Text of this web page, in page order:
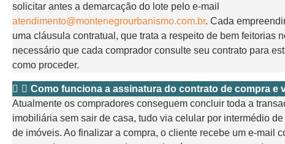
solicitar antes a demarcação do lote pelo e-mail
atendimento@montenegrourbanismo.com.br. Cada
uma cláusula contratual, que trata a respeito de bem feitorias
necessário que cada comprador consulte seu contrato para
como proceder.
Como funciona a assinatura do contrato de compra e
Atualmente os compradores conseguem concluir toda a
imobiliária sem sair de casa, tudo via celular por intermédio de
de imóveis. Ao finalizar a compra, o cliente recebe um e-mail